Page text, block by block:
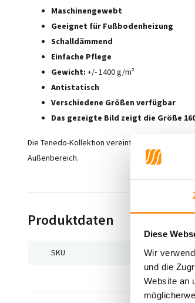
Diese
Wir
und die
Website an
Maschinengewebt
Geeignet für Fußbodenheizung
Schalldämmend
Einfache Pflege
Gewicht: +/- 1400 g/m²
Antistatisch
Verschiedene Größen verfügbar
Das gezeigte Bild zeigt die Größe
Die Tenedo-Kollektion vereint Stil und
Außenbereich.
Produktdaten
SKU